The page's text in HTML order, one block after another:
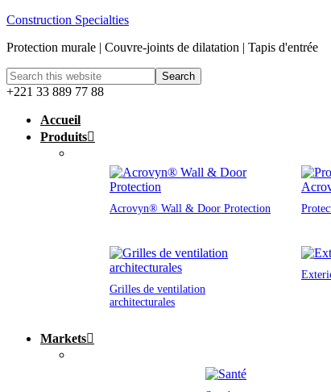
Construction Specialties
Protection murale | Couvre-joints de dilatation | Tapis d'entrée
+221 33 889 77 88
Accueil
Produits
Acrovyn® Wall & Door Protection
Grilles de ventilation
architecturales
Markets